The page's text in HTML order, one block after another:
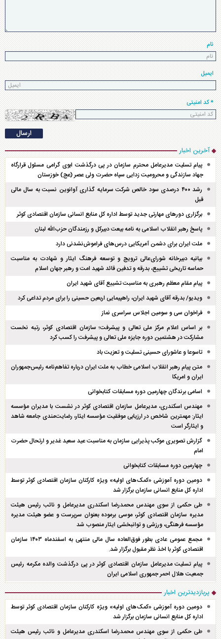
نام
ایمیل
* کد امنیتی
آخرین اخبار
پیام تسلیت مدیرعامل محترم سازمان در پی درگذشت ابوی گرامی مسئول قرارگاه
جهاد سازندگی و محرومیت زدایی سپاه حضرت ولی عصر (عج) خوزستان
رشد ۴۰۰ درصدی سود خالص شرکت سرمایه گذاری آوانوین نسبت به سال مالی
قبل
برگزاری دور‌های مهارتی جدید توسط اداره کل منابع انسانی سازمان اقتصادی کوثر
پاسخ رهبر انقلاب اسلامی به نامه بیعت دبیرکل و رزمندگان حزب‌الله لبنان
ملت ایران برای دشمن آمریکایی درس‌های فراموش‌نشدنی دارد
بیانیه دبیرخانه شورای‌عالی ترویج و توسعه فرهنگ ایثار و شهادت به مناسبت
حماسه تاریخی تشییع، بدرقه و تدفین قائد شهید امت و رهبر جهان اسلام
پیام مقام معظم رهبری به مناسبت تشییع آقای شهید ایران
ویدیو/ بدرقه آقای شهید ایران، راهپیمایی اربعین حسینی را برای مردم تداعی کرد
فراخوان سی و سومین اجلاس سراسری نماز
بر اساس اعلام مرکز ملی تعالی و پیشرفت؛ سازمان اقتصادی کوثر، رتبه نخست
مشارکت در هشتمین دوره جایزه ملی تعالی و پیشرفت را کسب کرد
تاسوعا و عاشورای حسینی تسلیت و تعزیت باد
متن پیام رهبر انقلاب اسلامی خطاب به ملت ایران درباره تفاهم‌نامه رئیس‌جمهوران
ایران و امریکا
اسامی برندگان چهارمین دوره مسابقات کتابخوانی
مهندس اسکندری، مدیرعامل سازمان اقتصادی کوثر در نشست با مدیران مؤسسه
ایثار: مهمترین شاخص در ارزیابی موفقیت مؤسسه ایثار، رضایت‌مندی جامعه شاهد
و ایثارگر است
گزارش تصویری موکب پذیرایی سازمان به مناسبت عید سعید غدیر و ارتحال حضرت
امام
چهارمین دوره مسابقات کتابخوانی
دومین دوره آموزشی «کمک‌های اولیه» ویژه کارکنان سازمان اقتصادی کوثر توسط
اداره کل منابع انسانی سازمان برگزار شد
طی حکمی از سوی مهندس محمدرضا اسکندری مدیرعامل و نائب رئیس هیئت
مدیره سازمان اقتصادی کوثر، موسی برموده بعنوان سرپرست و عضو هیئت مدیره
مؤسسه فرهنگی، ورزشی و توانبخشی ایثار منصوب شد
مجمع عمومی عادی بطور فوق‌العاده سال مالی منتهی به اسفند‌ماه ۱۴۰۳ سازمان
اقتصادی کوثر با اخذ نظر مقبول برگزار شد.
پیام تسلیت مدیرعامل سازمان اقتصادی کوثر در پی درگذشت والده مکرمه رئیس
جمعیت هلال احمر جمهوری اسلامی ایران
پربازدیدترین اخبار
دومین دوره آموزشی «کمک‌های اولیه» ویژه کارکنان سازمان اقتصادی کوثر توسط
اداره کل منابع انسانی سازمان برگزار شد
طی حکمی از سوی مهندس محمدرضا اسکندری مدیرعامل و نائب رئیس هیئت